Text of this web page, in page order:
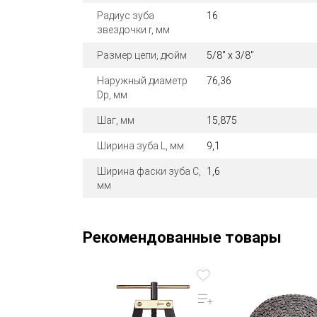
Радиус зуба
звездочки r, мм
16
Размер цепи, дюйм 5/8" x 3/8"
Наружный диаметр
Dp, мм
76,36
Шаг, мм 15,875
Ширина зуба L, мм 9,1
Ширина фаски зуба C,
мм
1,6
Рекомендованные товары